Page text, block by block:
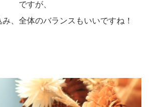
ですが、
、全体のバランスもいいですね！